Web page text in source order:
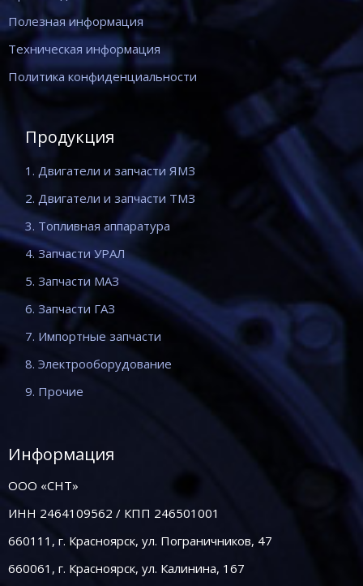
Полезная информация
Техническая информация
Политика конфиденциальности
Продукция
1. Двигатели и запчасти ЯМЗ
2. Двигатели и запчасти ТМЗ
3. Топливная аппаратура
4. Запчасти УРАЛ
5. Запчасти МАЗ
6. Запчасти ГАЗ
7. Импортные запчасти
8. Электрооборудование
9. Прочие
Информация
ООО «СНТ»
ИНН 2464109562 / КПП 246501001
660111, г. Красноярск, ул. Пограничников, 47
660061, г. Красноярск, ул. Калинина, 167